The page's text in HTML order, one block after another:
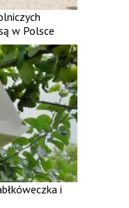
w Polsce
i